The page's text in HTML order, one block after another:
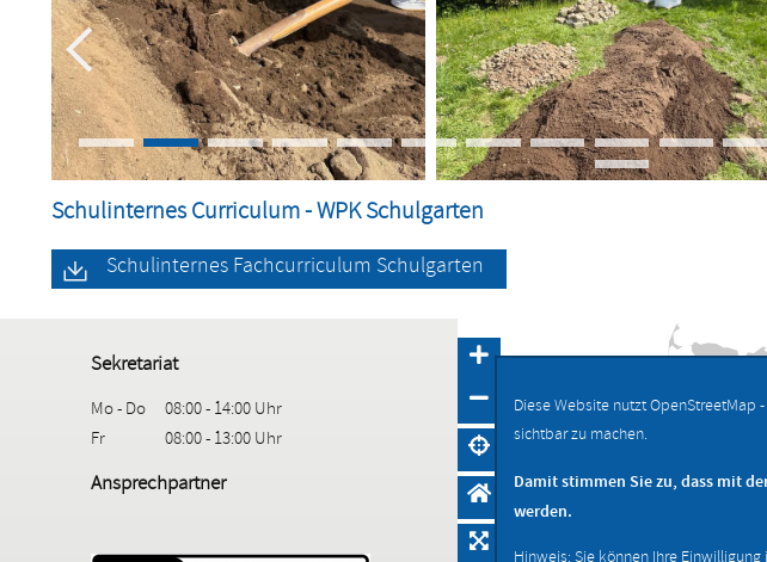
Schulinternes Curriculum - WPK Schulgarten
Schulinternes Fachcurriculum Schulgarten
Sekretariat
Mo - Do
08:00 - 14:00 Uhr
Fr
08:00 - 13:00 Uhr
Ansprechpartner
Diese Website nutzt OpenStreetMap -
sichtbar zu machen.
Damit stimmen Sie zu, dass mit
werden.